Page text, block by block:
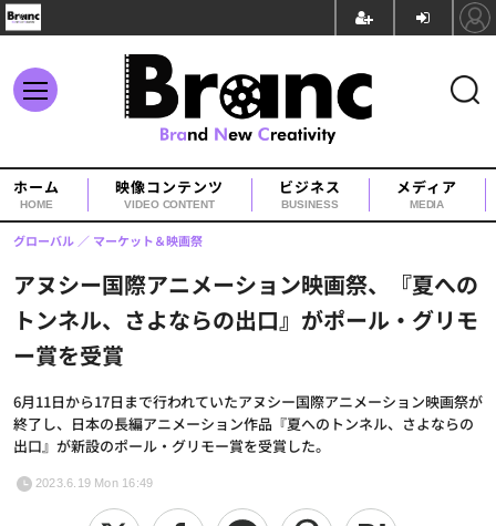
ホーム
HOME
映像コンテンツ
VIDEO CONTENT
ビジネス
BUSINESS
メディア
MEDIA
アヌシー国際アニメーション映画祭、『夏への
トンネル、さよならの出口』がポール・グリモ
ー賞を受賞
6月11日から17日まで行われていたアヌシー国際アニメーション映画祭が
終了し、日本の長編アニメーション作品『夏へのトンネル、さよならの
出口』が新設のポール・グリモー賞を受賞した。
グローバル マーケット＆映画祭
2023.6.19 Mon 16:49